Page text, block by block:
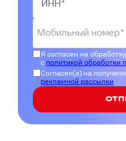
Я согласен на
с политикой обработки
Согласен(а) на
рекламной рассылки